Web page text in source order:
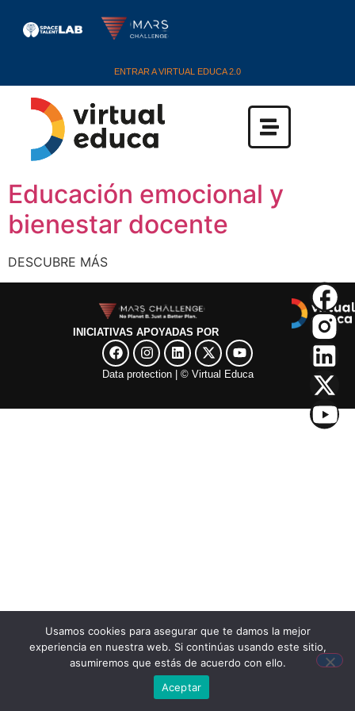
ENTRAR A VIRTUAL EDUCA 2.0
Educación emocional y
bienestar docente
DESCUBRE MÁS
INICIATIVAS APOYADAS POR
Data protection​ | © Virtual Educa
Usamos cookies para asegurar que te damos la mejor
experiencia en nuestra web. Si continúas usando este sitio,
asumiremos que estás de acuerdo con ello.
Aceptar